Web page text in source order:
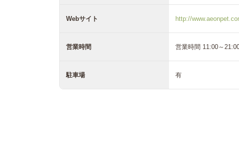
Webサイト http://
営業時間 営業時間 11:00～
駐車場 有